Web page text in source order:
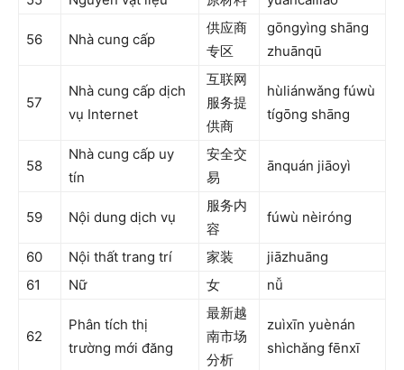
56 Nhà cung cấp
供应商
专区
gōngyìng shāng
zhuānqū
57
Nhà cung cấp dịch
vụ Internet
互联网
服务提
供商
hùliánwǎng fúwù
tígōng shāng
58
Nhà cung cấp uy
tín
安全交
易
ānquán jiāoyì
59 Nội dung dịch vụ
服务内
容
fúwù nèiróng
60 Nội thất trang trí 家装
jiāzhuāng
61
Nữ 女 nǚ
62
Phân tích thị
trường mới đăng
最新越
南市场
分析
zuìxīn yuènán
shìchǎng fēnxī